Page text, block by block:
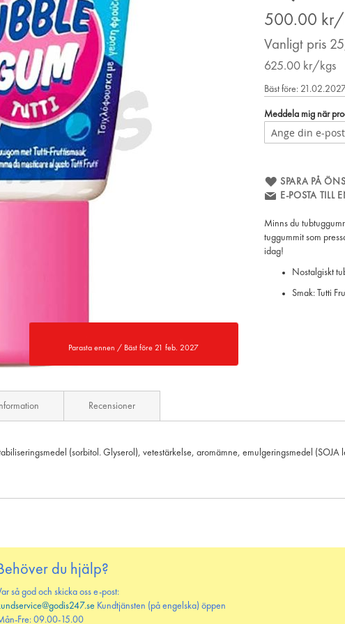
Parasta ennen / Bäst före 21 feb. 2027
500.00 kr/
Vanligt pris
625.00 kr/kgs
Bäst före: 21.02.2027
Meddela mig när
SPARA PÅ
E-POSTA TILL
Minns du
tuggummit som
idag!
Nostalgiskt
Smak: Tutti
(sorbitol. Glyserol), vetestärkelse, aromämne, emulgeringsmedel
Recensioner
du hjälp?
så god och skicka oss e-post:
Kundtjänsten (på engelska) öppen
Fre: 09.00-15.00